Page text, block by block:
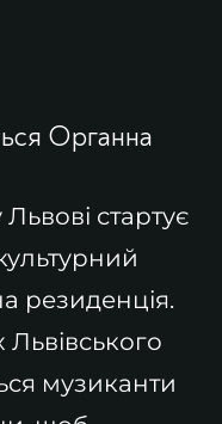
Органна
стартує
резиденція.
Львівського
музиканти